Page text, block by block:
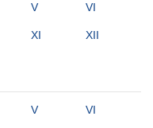
V VI
XI XII
V VI